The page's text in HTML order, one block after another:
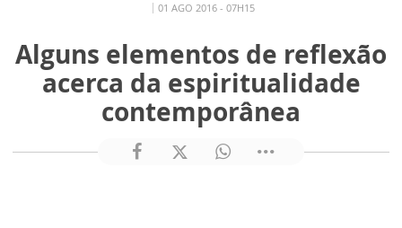
01 AGO 2016 - 07H15
Alguns elementos de reflexão
acerca da espiritualidade
contemporânea